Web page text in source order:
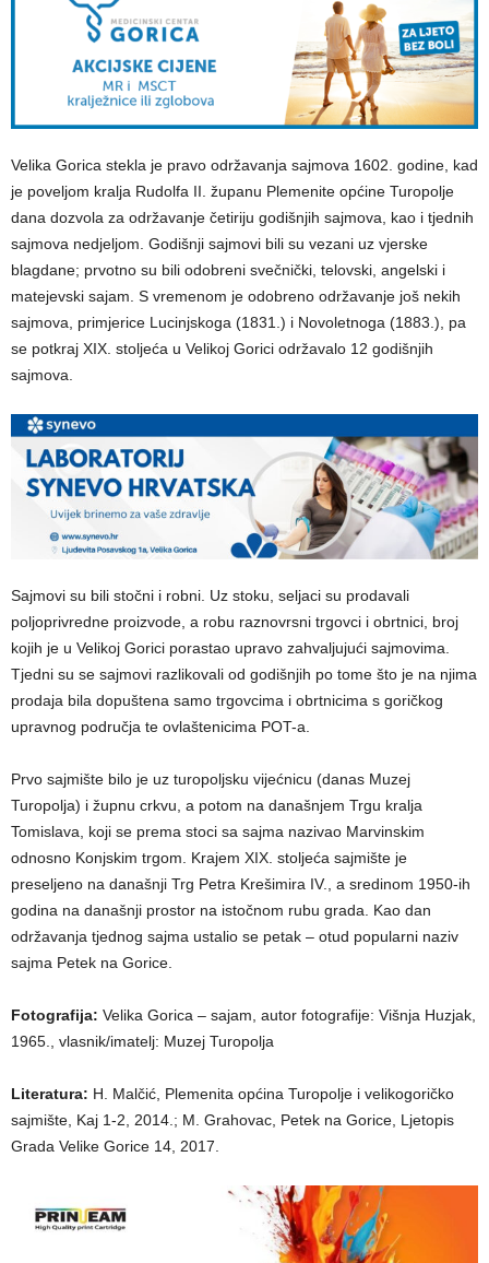
Velika Gorica stekla je pravo održavanja sajmova 1602. godine, kad
je poveljom kralja Rudolfa II. županu Plemenite općine Turopolje
dana dozvola za održavanje četiriju godišnjih sajmova, kao i tjednih
sajmova nedjeljom. Godišnji sajmovi bili su vezani uz vjerske
blagdane; prvotno su bili odobreni svečnički, telovski, angelski i
matejevski sajam. S vremenom je odobreno održavanje još nekih
sajmova, primjerice Lucinjskoga (1831.) i Novoletnoga (1883.), pa
se potkraj XIX. stoljeća u Velikoj Gorici održavalo 12 godišnjih
sajmova.
Sajmovi su bili stočni i robni. Uz stoku, seljaci su prodavali
poljoprivredne proizvode, a robu raznovrsni trgovci i obrtnici, broj
kojih je u Velikoj Gorici porastao upravo zahvaljujući sajmovima.
Tjedni su se sajmovi razlikovali od godišnjih po tome što je na njima
prodaja bila dopuštena samo trgovcima i obrtnicima s goričkog
upravnog područja te ovlaštenicima POT-a.
Prvo sajmište bilo je uz turopoljsku vijećnicu (danas Muzej
Turopolja) i župnu crkvu, a potom na današnjem Trgu kralja
Tomislava, koji se prema stoci sa sajma nazivao Marvinskim
odnosno Konjskim trgom. Krajem XIX. stoljeća sajmište je
preseljeno na današnji Trg Petra Krešimira IV., a sredinom 1950-ih
godina na današnji prostor na istočnom rubu grada. Kao dan
održavanja tjednog sajma ustalio se petak – otud popularni naziv
sajma Petek na Gorice.
Fotografija: Velika Gorica – sajam, autor fotografije: Višnja Huzjak,
1965., vlasnik/imatelj: Muzej Turopolja
Literatura: H. Malčić, Plemenita općina Turopolje i velikogoričko
sajmište, Kaj 1-2, 2014.; M. Grahovac, Petek na Gorice, Ljetopis
Grada Velike Gorice 14, 2017.